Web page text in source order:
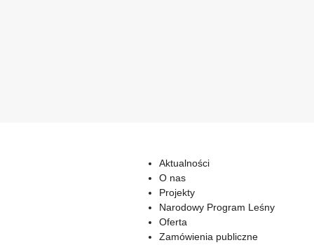
Aktualności
O nas
Projekty
Narodowy Program Leśny
Oferta
Zamówienia publiczne